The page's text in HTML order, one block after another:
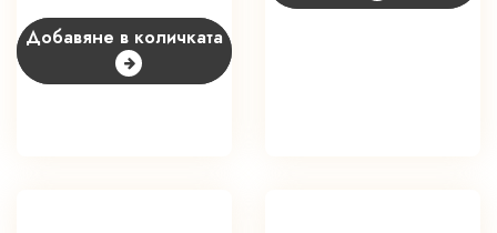
Добавяне в количката